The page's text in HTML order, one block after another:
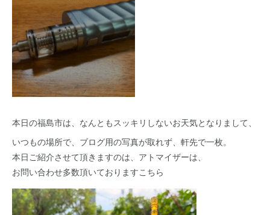
本日の福島市は、なんともスッキリしないお天気となりまして、
いつもの場所で、ブログ用の写真が取れず、軒先で一枚。
本日ご紹介させて頂きますのは、アトマイザーは、
お問い合わせ多数頂いておりますこちら